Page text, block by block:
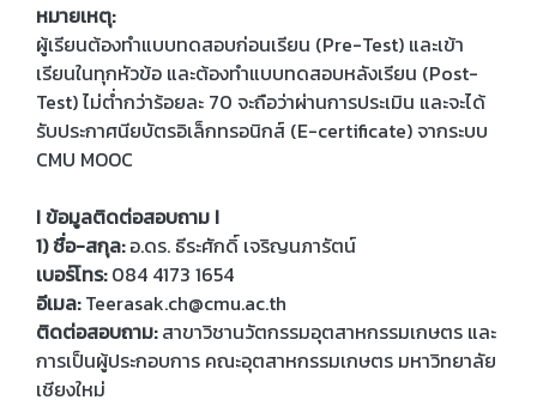
หมายเหตุ:
ผู้เรียนต้องทำแบบทดสอบก่อนเรียน (Pre-Test) และเข้า
เรียนในทุกหัวข้อ และต้องทำแบบทดสอบหลังเรียน (Post-
Test) ไม่ต่ำกว่าร้อยละ 70 จะถือว่าผ่านการประเมิน และจะได้
รับประกาศนียบัตรอิเล็กทรอนิกส์ (E-certificate) จากระบบ
CMU MOOC
I ข้อมูลติดต่อสอบถาม I
1) ชื่อ-สกุล:อ.ดร. ธีระศักดิ์ เจริญนภารัตน์
เบอร์โทร:084 4173 1654
อีเมล:Teerasak.ch@cmu.ac.th
ติดต่อสอบถาม:สาขาวิชานวัตกรรมอุตสาหกรรมเกษตร และ
การเป็นผู้ประกอบการ คณะอุตสาหกรรมเกษตร มหาวิทยาลัย
เชียงใหม่